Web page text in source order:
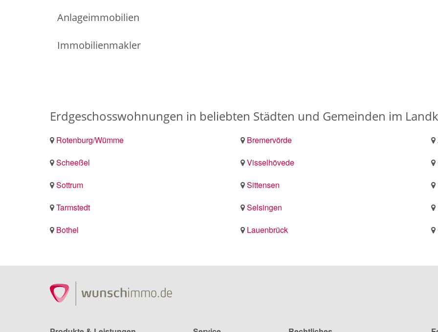
Anlageimmobilien
Immobilienmakler
Erdgeschosswohnungen in beliebten Städten und Gemeinden im
Rotenburg/Wümme Bremervörde
Scheeßel
Visselhövede
Sottrum
Sittensen
Tarmstedt
Selsingen
Bothel
Lauenbrück